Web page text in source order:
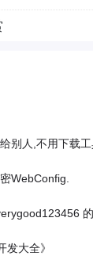
别人,不用下载
WebConfig.
发大全》